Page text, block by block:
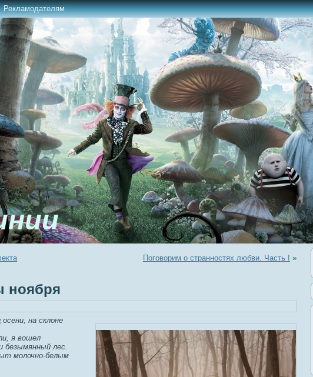
Рекламодателям
Поговорим о странностях любви. Часть I »
ноября
на склоне
я вошел
безымянный лес.
молочно-белым